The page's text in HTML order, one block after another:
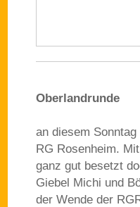
Oberlandrunde
an diesem
RG Rosenheim.
ganz gut besetzt
Giebel Michi und
der Wende der